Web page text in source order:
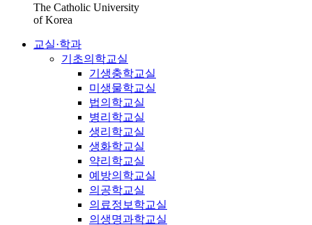
The Catholic University
of Korea
교실·학과
기초의학교실
기생충학교실
미생물학교실
법의학교실
병리학교실
생리학교실
생화학교실
약리학교실
예방의학교실
의공학교실
의료정보학교실
의생명과학교실